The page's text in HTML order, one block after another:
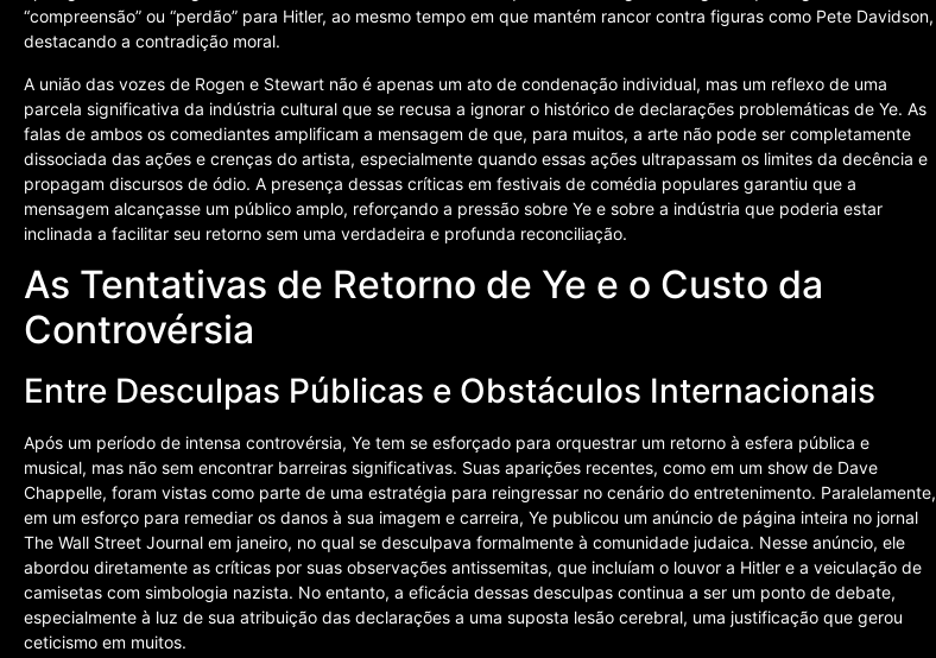
“compreensão” ou “perdão” para Hitler, ao mesmo tempo em que mantém rancor contra figuras como Pete Davidson,
destacando a contradição moral.
A união das vozes de Rogen e Stewart não é apenas um ato de condenação individual, mas um reflexo de uma
parcela significativa da indústria cultural que se recusa a ignorar o histórico de declarações problemáticas de Ye. As
falas de ambos os comediantes amplificam a mensagem de que, para muitos, a arte não pode ser completamente
dissociada das ações e crenças do artista, especialmente quando essas ações ultrapassam os limites da decência e
propagam discursos de ódio. A presença dessas críticas em festivais de comédia populares garantiu que a
mensagem alcançasse um público amplo, reforçando a pressão sobre Ye e sobre a indústria que poderia estar
inclinada a facilitar seu retorno sem uma verdadeira e profunda reconciliação.
As Tentativas de Retorno de Ye e o Custo da
Controvérsia
Entre Desculpas Públicas e Obstáculos Internacionais
Após um período de intensa controvérsia, Ye tem se esforçado para orquestrar um retorno à esfera pública e
musical, mas não sem encontrar barreiras significativas. Suas aparições recentes, como em um show de Dave
Chappelle, foram vistas como parte de uma estratégia para reingressar no cenário do entretenimento. Paralelamente,
em um esforço para remediar os danos à sua imagem e carreira, Ye publicou um anúncio de página inteira no jornal
The Wall Street Journal em janeiro, no qual se desculpava formalmente à comunidade judaica. Nesse anúncio, ele
abordou diretamente as críticas por suas observações antissemitas, que incluíam o louvor a Hitler e a veiculação de
camisetas com simbologia nazista. No entanto, a eficácia dessas desculpas continua a ser um ponto de debate,
especialmente à luz de sua atribuição das declarações a uma suposta lesão cerebral, uma justificação que gerou
ceticismo em muitos.